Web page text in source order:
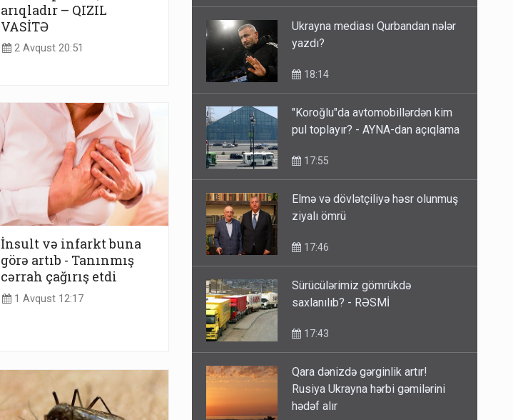
arıqladır – QIZIL
VASİTƏ
2 Avqust 20:51
İnsult və infarkt buna
görə artıb - Tanınmış
cərrah çağırış etdi
1 Avqust 12:17
Ukrayna mediası Qurbandan nələr
yazdı?
18:14
"Koroğlu"da avtomobillərdən kim
pul toplayır? - AYNA-dan açıqlama
17:55
Elmə və dövlətçiliyə həsr olunmuş
ziyalı ömrü
17:46
Sürücülərimiz gömrükdə
saxlanılıb? - RƏSMİ
17:43
Qara dənizdə gərginlik artır!
Rusiya Ukrayna hərbi gəmilərini
hədəf alır